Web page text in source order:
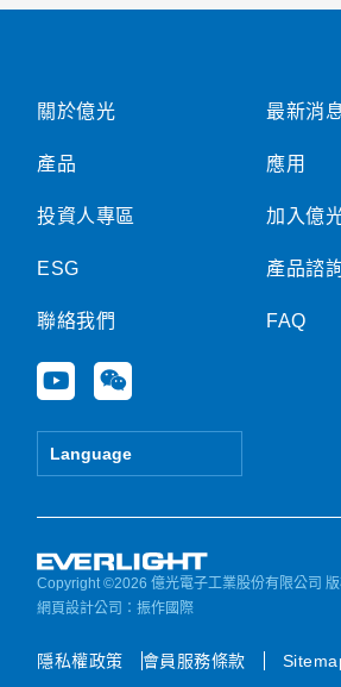
關於億光
產品
投資人專區
ESG
聯絡我們
Y
o
u
e
W
e
i
Language
最新消
應用
加入億
產品諮
FAQ
Copyright ©2026 億光電子工業股份有限公司
網頁設計公司 ：振作國際
隱私權政策 會員服務條款